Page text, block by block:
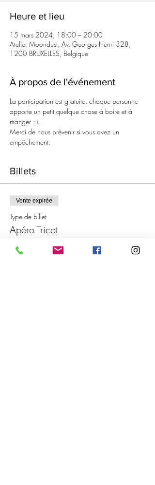
Heure et lieu
15 mars 2024, 18:00 – 20:00
Atelier Moondust, Av. Georges Henri 328,
1200 BRUXELLES, Belgique
À propos de l'événement
La participation est gratuite, chaque personne
apporte un petit quelque chose à boire et à
manger :-).
Merci de nous prévenir si vous avez un
empêchement.
Billets
Vente expirée
Type de billet
Apéro Tricot
Prix